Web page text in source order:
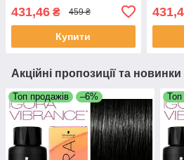
431,46 ₴ 459 ₴
Купити
Акційні пропозиції та новинки
Топ продажів –6% Топ